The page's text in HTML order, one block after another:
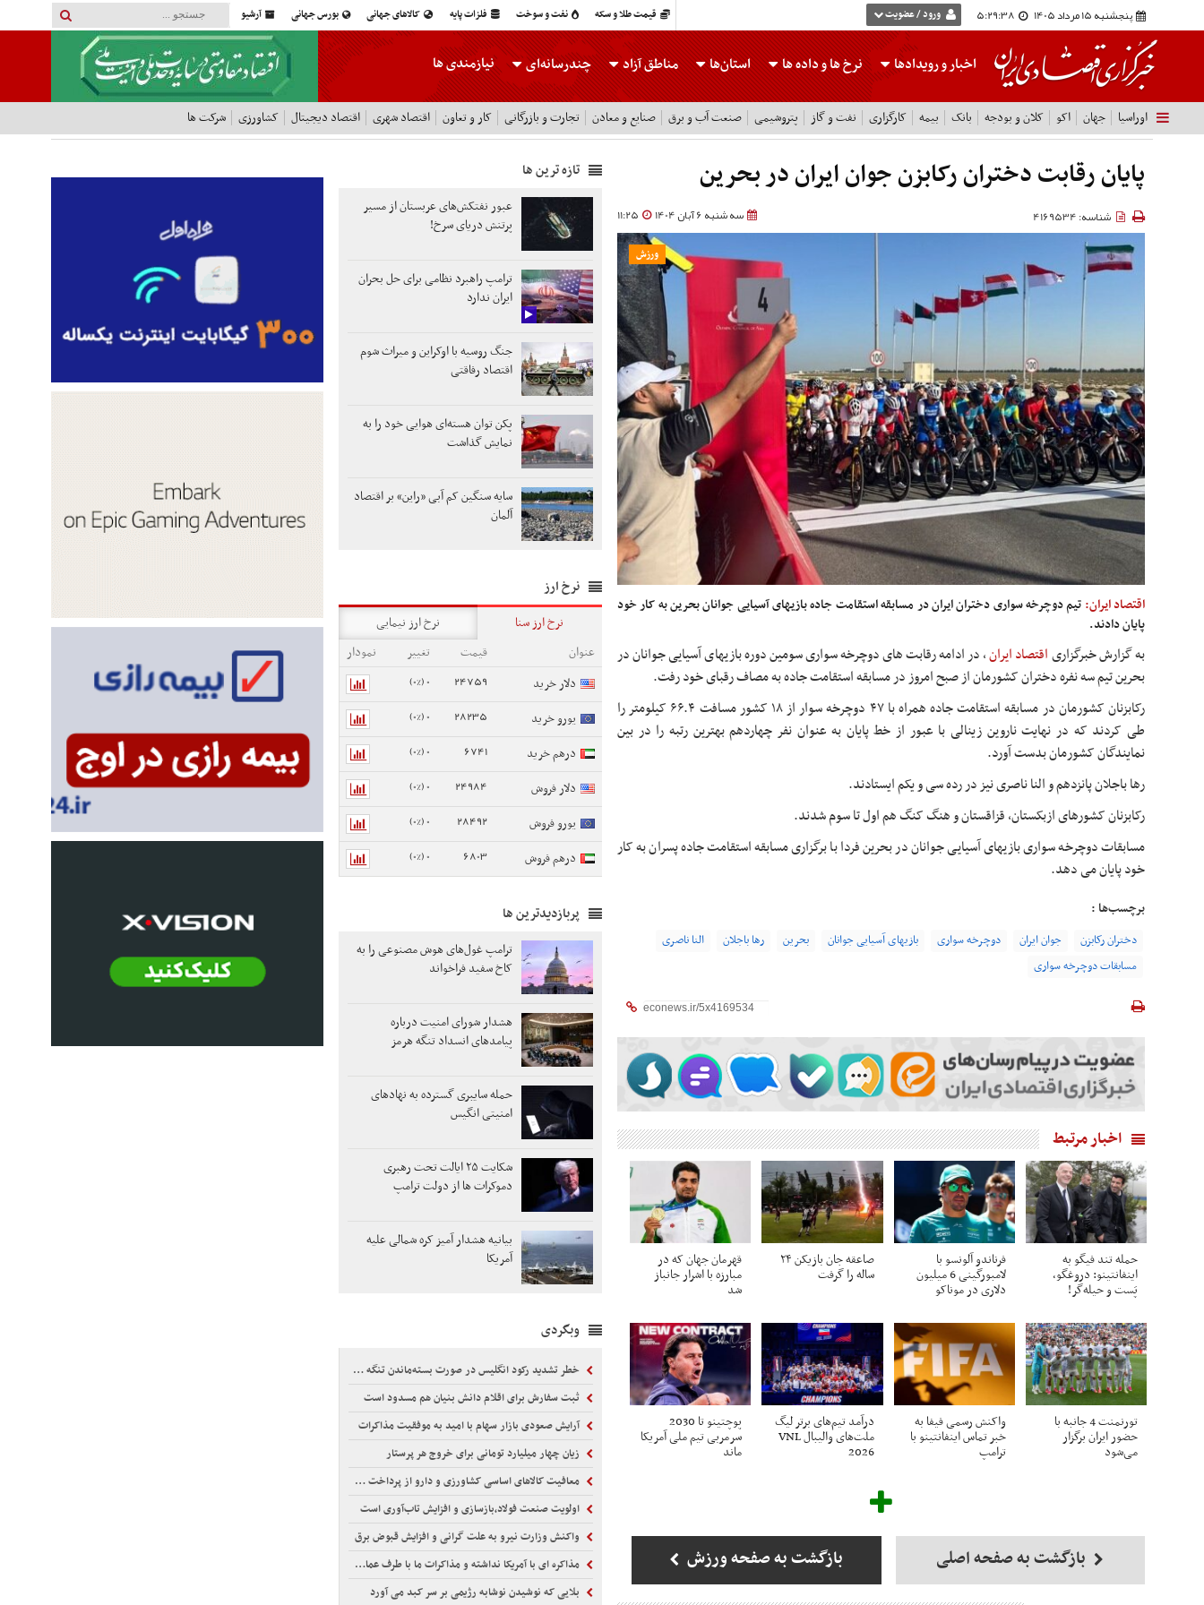
قیمت طلا و سکه نفت و سوخت فلزات پایه کالاهای جهانی بورس جهانی آرشیو پنجشنبه 15 مرداد 1405 5:29:38 ورود / عضویت
اخبار و رویدادها نرخ هاو داده ها استان‌ها مناطق آزاد چندرسانه‌ای نیازمندی ها
اوراسیا جهان اکو کلان و بودجه بانک بیمه کارگزاری نفت و گاز پتروشیمی صنعت آب و برق صنایع و معادن تجارت و بازرگانی کار و تعاون اقتصاد شهری اقتصاد دیجیتال کشاورزی شرکت ها
پایان رقابت دختران رکابزن جوان ایران در بحرین
سه شنبه 6 آبان 1404 11:25 شناسه: 4169534
ورزش
اقتصاد ایران: تیم دوچرخه سواری دختران ایران در مسابقه استقامت جاده بازیهای آسیایی جوانان بحرین به کار خود
پایان دادند.
به گزارش خبرگزاریاقتصاد ایران، در ادامه رقابت های دوچرخه سواری سومین دوره بازیهای آسیایی جوانان در
بحرین تیم سه نفره دختران کشورمان از صبح امروز در مسابقه استقامت جاده به مصاف رقبای خود رفت.
رکابزنان کشورمان در مسابقه استقامت جاده همراه با ۴۷ دوچرخه سوار از ۱۸ کشور مسافت ۶۶.۴ کیلومتر را
طی کردند که در نهایت ناروین زینالی با عبور از خط پایان به عنوان نفر چهاردهم بهترین رتبه را در بین
نمایندگان کشورمان بدست آورد.
رها باجلان پانزدهم و النا ناصری نیز در رده سی و یکم ایستادند.
رکابزنان کشورهای ازبکستان، قزاقستان و هنگ کنگ هم اول تا سوم شدند.
مسابقات دوچرخه سواری بازیهای آسیایی جوانان در بحرین فردا با برگزاری مسابقه استقامت جاده پسران به کار
خود پایان می دهد.
برچسب‌ها :
دختران رکابزن جوان ایران دوچرخه سواری بازیهای آسیایی جوانان بحرین رها باجلان
النا ناصری
مسابقات دوچرخه سواری
اخبار مرتبط
حمله تند فیگو به
اینفانتینو: دروغگو،
پَست‌ و حیله‌گر!
فرناندو آلونسو با
لامبورگینی 6 میلیون
دلاری در موناکو
صاعقه جان بازیکن ۲۴
ساله را گرفت
قهرمان جهان که در
مبارزه با اشرار جانباز
شد
تورنمنت 4 جانبه با
حضور ایران برگزار
می‌شود
واکنش رسمی فیفا به
خبر تماس اینفانتینو با
ترامپ
درآمد تیم‌های برتر لیگ
ملت‌های والیبال VNL
2026
پوچتینو تا 2030
سرمربی تیم ملی آمریکا
ماند
بازگشت به صفحه اصلی بازگشت به صفحه ورزش
تازه ترین ها
عبور نفتکش‌های عربستان از مسیر
پرتنش دریای سرخ!
ترامپ راهبرد نظامی برای حل بحران
ایران ندارد
جنگ روسیه با اوکراین و میراث شوم
اقتصاد رفاقتی
پکن توان هسته‌ای هوایی خود را به
نمایش گذاشت
سایه سنگین کم آبی «راین» بر اقتصاد
آلمان
نرخ ارز
نرخ ارز سنا
نرخ ارز نیمایی
عنوان
قیمت تغییر
نمودار
دلار خرید
24759
0 (0%)
یورو خرید 28235
0 (0%)
درهم خرید 6741
0 (0%)
دلار فروش 24984
0 (0%)
یورو فروش 28492
0 (0%)
درهم فروش 6803
0 (0%)
پربازدیدترین ها
ترامپ غول‌های هوش مصنوعی را به
کاخ سفید فراخواند
هشدار شورای امنیت درباره
پیامدهای انسداد تنگه هرمز
حمله سایبری گسترده به نهادهای
امنیتی انگیس
شکایت ۲۵ ایالت تحت رهبری
دموکرات ها از دولت ترامپ
بیانیه هشدار آمیز کره شمالی علیه
آمریکا
وبگردی
خطر تشدید رکود انگلیس در صورت بسته‌ماندن تنگه هرمز
ثبت سفارش برای اقلام دانش بنیان هم مسدود است
آرایش صعودی بازار سهام با امید به موفقیت مذاکرات
زیان چهار میلیارد تومانی برای خروج هر پرستار
معافیت کالاهای اساسی کشاورزی و دارو از پرداخت عوارض
اولویت صنعت فولاد،بازسازی و افزایش تاب‌آوری است
واکنش وزارت نیرو به علت گرانی و افزایش قبوض برق
مذاکره ای با آمریکا نداشته و مذاکرات ما با طرف عمانی است
بلایی که نوشیدن نوشابه رژیمی بر سر کبد می آورد